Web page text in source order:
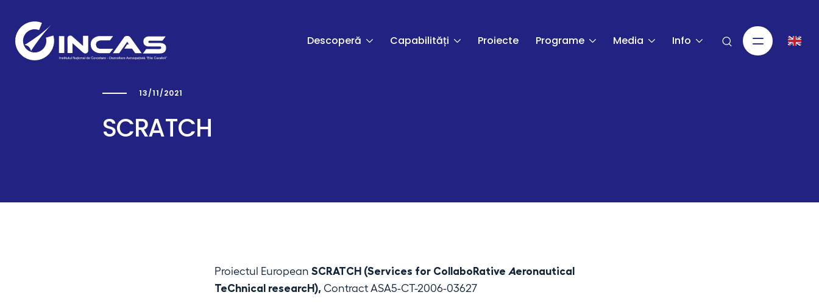
Descoperă Capabilități Proiecte Programe Media Info
Capabilități
Secții Cercetare-Dezvoltare
13/11/2021
SCRATCH
Proiectul European SCRATCH (Services for CollaboRative Aeronautical
TeChnical researcH), Contract ASA5-CT-2006-03627